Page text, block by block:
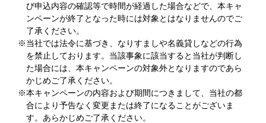
び申込内容の確認等で時間が経過した場合などで、本キャ
ンペーンが終了となった時には対象とはなりませんのでご
了承ください。
※当社では法令に基づき、なりすましや名義貸しなどの行為
を禁止しております。当該事象に該当すると当社が判断し
た場合には、本キャンペーンの対象外となりますのであら
かじめご了承ください。
※本キャンペーンの内容および期間につきまして、当社の都
合により予告なく変更または終了になることがございま
す。あらかじめご了承ください。